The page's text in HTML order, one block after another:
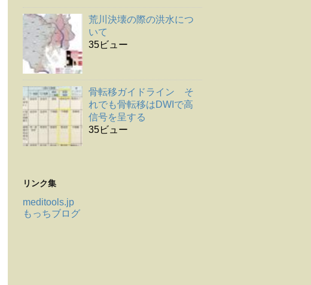
荒川決壊の際の洪水につ
いて
35ビュー
骨転移ガイドライン そ
れでも骨転移はDWIで高
信号を呈する
35ビュー
リンク集
meditools.jp
もっちブログ